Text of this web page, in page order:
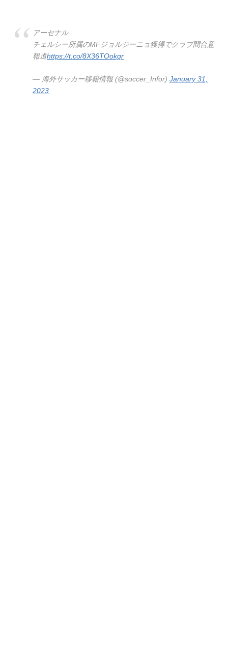
アーセナル
チェルシー所属のMFジョルジーニョ獲得でクラブ間合意
報道https://t.co/8X36TOokgr
— 海外サッカー移籍情報 (@soccer_Infor) January 31,
2023